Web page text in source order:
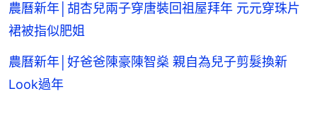
農曆新年│胡杏兒兩子穿唐裝回祖屋拜年 元元穿珠片
裙被指似肥姐
農曆新年│好爸爸陳豪陳智燊 親自為兒子剪髮換新
Look過年